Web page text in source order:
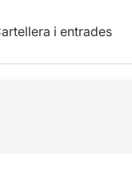
i entrades